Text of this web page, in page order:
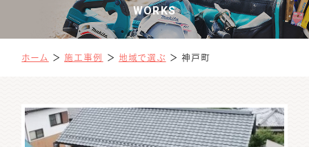
WORKS
ホーム ＞ 施工事例 ＞ 地域で選ぶ ＞ 神戸町